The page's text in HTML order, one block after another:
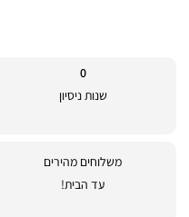
0
שנות ניסיון
משלוחים מהירים
עד הבית!